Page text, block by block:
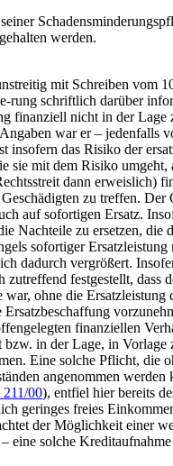
werden.
mit Schreiben vom
rung schriftlich darüber
finanziell nicht in der Lage
war er – jedenfalls
insofern das Risiko der
sie mit dem Risiko umgeht,
dann erweislich)
zu treffen. Der
auf sofortigen Ersatz.
Nachteile zu ersetzen, die
sofortiger
dadurch vergrößert.
zutreffend festgestellt, dass
ohne die Ersatzleistung
Ersatzbeschaffung
finanziellen
in der Lage, in Vorlage
Eine solche Pflicht, die
angenommen werden
211/00), entfiel hier bereits
geringes freies
der Möglichkeit einer
eine solche